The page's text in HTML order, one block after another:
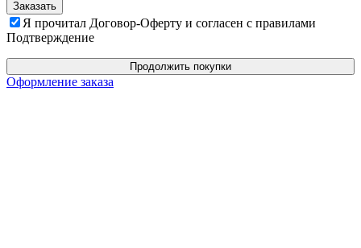
Я прочитал Договор-Оферту и согласен с правилами
Подтверждение
Продолжить покупки
Оформление заказа